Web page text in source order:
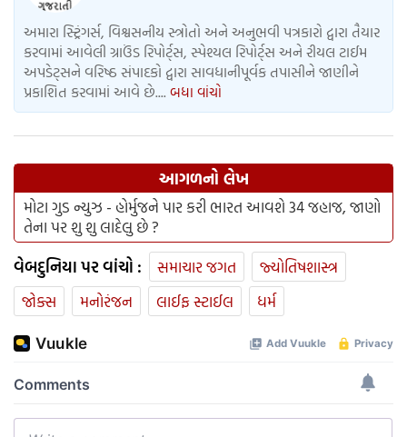
અમારા સ્ટ્રિંગર્સ, વિશ્વસનીય સ્ત્રોતો અને અનુભવી પત્રકારો દ્વારા તૈયાર
કરવામાં આવેલી ગ્રાઉંડ રિપોર્ટ્સ, સ્પેશ્યલ રિપોર્ટ્સ અને રીયલ ટાઈમ
અપડેટ્સને વરિષ્ઠ સંપાદકો દ્વારા સાવધાનીપૂર્વક તપાસીને જાણીને
પ્રકાશિત કરવામાં આવે છે.... બધા વાંચો
આગળનો લેખ
મોટા ગુડ ન્યુઝ - હોર્મુજને પાર કરી ભારત આવશે 34 જહાજ, જાણો
તેના પર શુ શુ લાદેલુ છે ?
વેબદુનિયા પર વાંચો : સમાચાર જગત
જ્યોતિષશાસ્ત્ર
જોક્સ
મનોરંજન લાઈફ સ્ટાઈલ ધર્મ